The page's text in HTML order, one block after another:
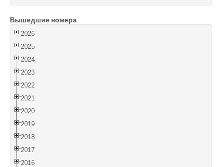
Поиск
Войти
Вышедшие номера
2026
2025
2024
2023
2022
2021
2020
2019
2018
2017
2016